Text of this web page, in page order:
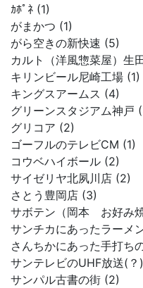
ｶﾎﾟﾈ (1)
がまかつ (1)
がら空きの新快速 (5)
カルト（洋風惣菜屋）生
キリンビール尼崎工場 (1)
キングスアームス (4)
グリーンスタジアム神戸
グリコア (2)
ゴーフルのテレビCM (1)
コウベハイボール (2)
サイゼリヤ北夙川店 (2)
さとう豊岡店 (3)
サボテン（岡本 お好み
サンチカにあったラーメ
さんちかにあった手打ち
サンテレビのUHF放送(？
サンパル古書の街 (2)